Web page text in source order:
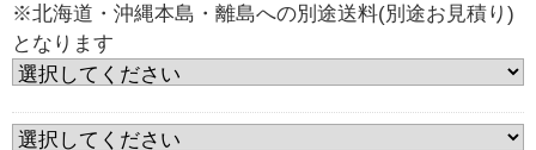
※北海道・沖縄本島・離島への別途送料(別途お見積り)
となります